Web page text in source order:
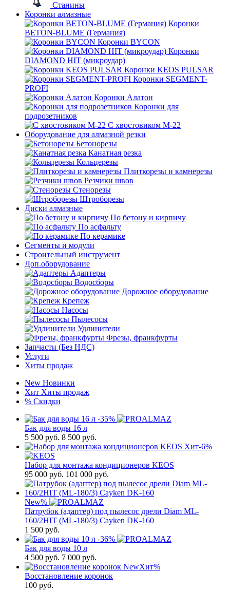
Станины
Коронки алмазные
Коронки
BETON-BLUME (Германия)
Коронки BYCON
Коронки
DIAMOND HIT (микроудар)
Коронки KEOS PULSAR
Коронки SEGMENT-
PROFI
Коронки Алатон
Коронки для
подрозетников
С хвостовиком М-22
Оборудование для алмазной резки
Бетонорезы
Канатная резка
Кольцерезы
Плиткорезы и камнерезы
Резчики швов
Стенорезы
Штроборезы
Диски алмазные
По бетону и кирпичу
По асфальту
По керамике
Сегменты и модули
Строительный инструмент
Доп.оборудование
Адаптеры
Водосборы
Дорожное оборудование
Крепеж
Насосы
Пылесосы
Удлинители
Фрезы, франкфурты
Запчасти (Без НДС)
Услуги
Хиты продаж
New Новинки
Хит Хиты продаж
% Скидки
-35%
Бак для воды 16 л
5 500 руб. 8 500 руб.
Хит-6%
Набор для монтажа кондиционеров KEOS
95 000 руб. 101 000 руб.
New%
Патрубок (адаптер) под пылесос дрели Diam ML-
160/2HIT (ML-180/3) Cayken DK-160
1 500 руб.
-36%
Бак для воды 10 л
4 500 руб. 7 000 руб.
NewХит%
Восстановление коронок
100 руб.